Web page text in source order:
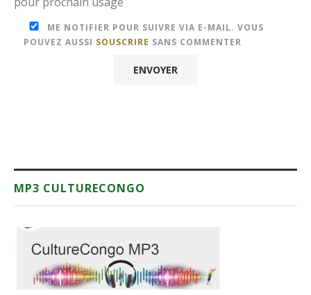
ME NOTIFIER POUR SUIVRE VIA E-MAIL. VOUS
POUVEZ AUSSI SOUSCRIRE SANS COMMENTER
MP3 CULTURECONGO